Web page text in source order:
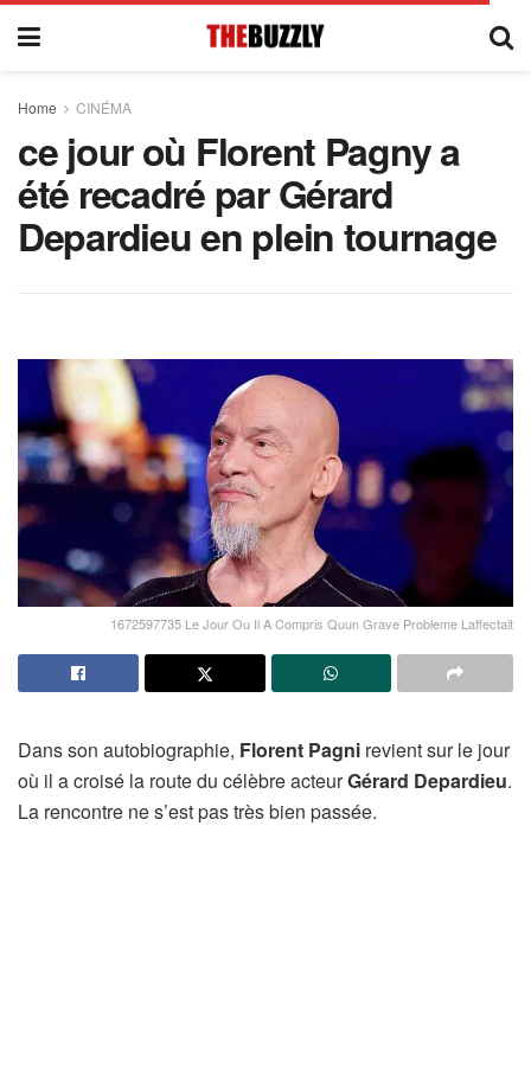
Home CINÉMA
ce jour où Florent Pagny a
été recadré par Gérard
Depardieu en plein tournage
1672597735 Le Jour Ou Il A Compris Quun Grave Probleme Laffectait
Dans son autobiographie, Florent Pagni revient sur le jour
où il a croisé la route du célèbre acteurGérard Depardieu.
La rencontre ne s’est pas très bien passée.